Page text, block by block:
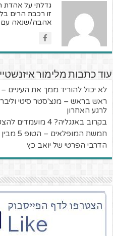
גדלתי על אהדת
זו רכבת הרים
אהבה/שנאה עם
עוד כתבות מלימור
לא יכול להוריד ממך את העיניים –
ראש בראש – מנצ'סטר סיטי
לרגע האחרון
בקרוב באנגליה? 4 מועמדים להצטרף לפרמייר ליג בינואר
חמשת המופלאים – הטופ 5 מבין שחקני הפריימרליג עד כה העונה
הדרבי הפרטי של יואב כץ